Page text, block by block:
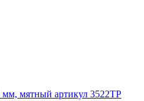
мм, мятный артикул 3522ТР